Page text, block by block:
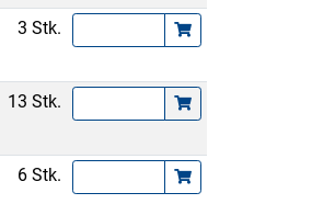
3 Stk.
13 Stk.
6 Stk.